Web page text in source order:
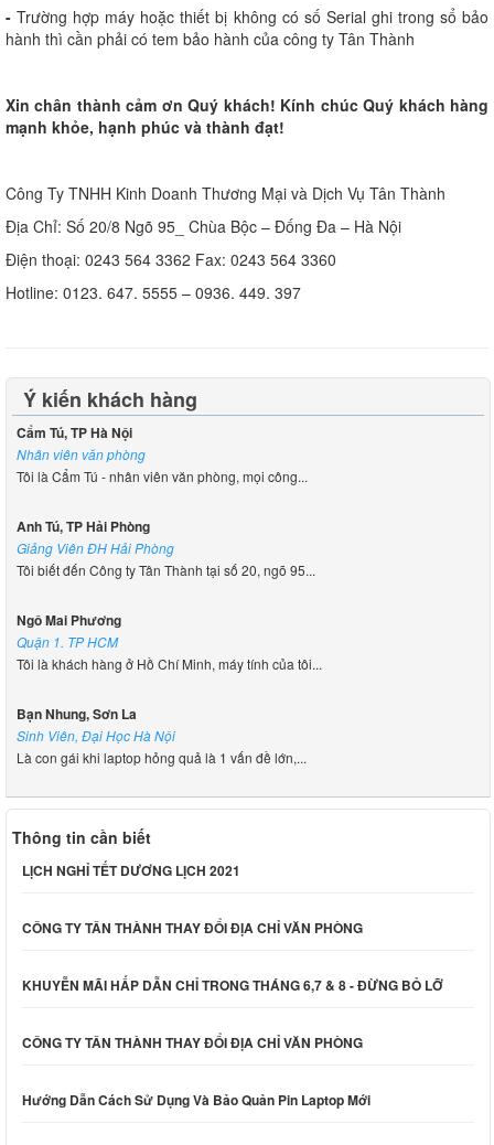
-Trường hợp máy hoặc thiết bị không có số Serial ghi trong sổ bảo
hành thì cần phải có tem bảo hành của công ty Tân Thành
Xin chân thành cảm ơn Quý khách! Kính chúc Quý khách hàng
mạnh khỏe, hạnh phúc và thành đạt!
Công Ty TNHH Kinh Doanh Thương Mại và Dịch Vụ Tân Thành
Địa Chỉ: Số 20/8 Ngõ 95_ Chùa Bộc – Đống Đa – Hà Nội
Điện thoại: 0243 564 3362 Fax: 0243 564 3360
Hotline: 0123. 647. 5555 – 0936. 449. 397
Ý kiến khách hàng
Cẩm Tú, TP Hà Nội
Nhân viên văn phòng
Tôi là Cẩm Tú - nhân viên văn phòng, mọi công...
Anh Tú, TP Hải Phòng
Giảng Viên ĐH Hải Phòng
Tôi biết đến Công ty Tân Thành tại số 20, ngõ 95...
Ngô Mai Phương
Quận 1. TP HCM
Tôi là khách hàng ở Hồ Chí Minh, máy tính của tôi...
Bạn Nhung, Sơn La
Sinh Viên, Đại Học Hà Nội
Là con gái khi laptop hỏng quả là 1 vấn đề lớn,...
Thông tin cần biết
LỊCH NGHỈ TẾT DƯƠNG LỊCH 2021
CÔNG TY TÂN THÀNH THAY ĐỔI ĐỊA CHỈ VĂN PHÒNG
KHUYỄN MÃI HẤP DẪN CHỈ TRONG THÁNG 6,7 & 8 - ĐỪNG BỎ LỠ
CÔNG TY TÂN THÀNH THAY ĐỔI ĐỊA CHỈ VĂN PHÒNG
Hướng Dẫn Cách Sử Dụng Và Bảo Quản Pin Laptop Mới